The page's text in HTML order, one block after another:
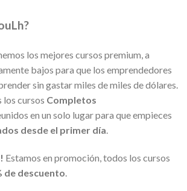
los mejores cursos premium, a
bajos para que los emprendedores
sin gastar miles de miles de dólares.
los cursos Completos
en un solo lugar para que empieces
desde el primer día.
Estamos en promoción, todos los cursos
de descuento